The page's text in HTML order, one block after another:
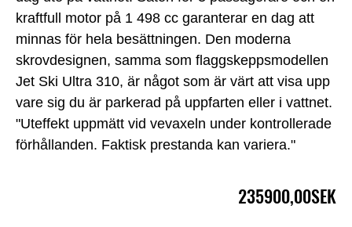
kraftfull motor på 1 498 cc garanterar en dag att
minnas för hela besättningen. Den moderna
skrovdesignen, samma som flaggskeppsmodellen
Jet Ski Ultra 310, är ​​något som är värt att visa upp
vare sig du är parkerad på uppfarten eller i vattnet.
"Uteffekt uppmätt vid vevaxeln under kontrollerade
förhållanden. Faktisk prestanda kan variera."
235900,00SEK